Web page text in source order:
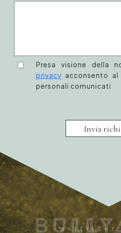
Presa visione della
privacy acconsento
personali comunicati
Invia